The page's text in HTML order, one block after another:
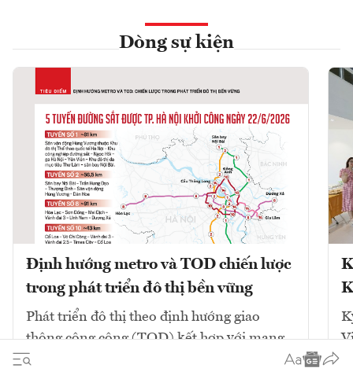
Dòng sự kiện
Định hướng metro và TOD chiến lược
trong phát triển đô thị bền vững
Phát triển đô thị theo định hướng giao
thông công cộng (TOD) kết hợp với mạng
lưới đường sắt đô thị (metro) là chiến lược